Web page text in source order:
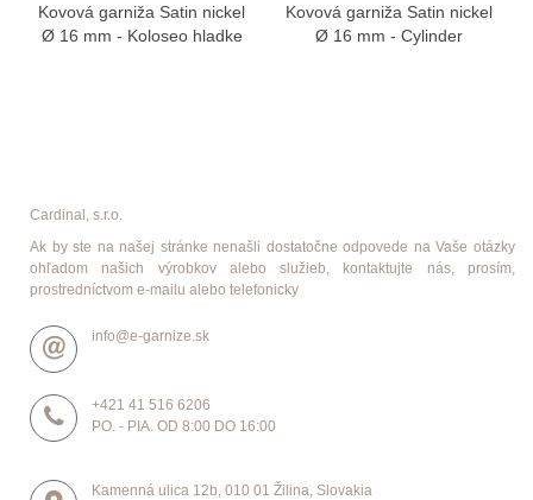
Kovová garniža Satin nickel
Ø 16 mm - Koloseo hladke
Kovová garniža Satin nickel
Ø 16 mm - Cylinder
Cardinal, s.r.o.
Ak by ste na našej stránke nenašli dostatočne odpovede na Vaše otázky
ohľadom našich výrobkov alebo služieb, kontaktujte nás, prosím,
prostredníctvom e-mailu alebo telefonicky
info@e-garnize.sk
+421 41 516 6206
PO. - PIA. OD 8:00 DO 16:00
Kamenná ulica 12b, 010 01 Žilina, Slovakia